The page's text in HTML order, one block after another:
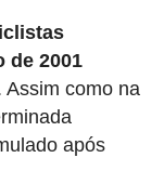
de 2001
Assim como na
após